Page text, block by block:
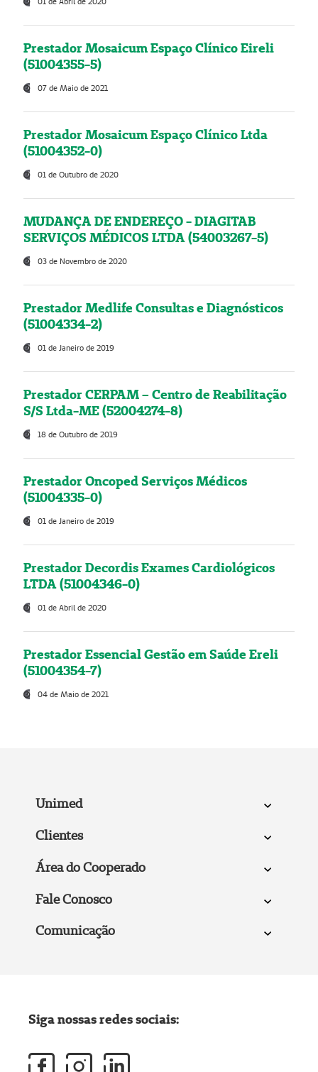
Prestador Mosaicum Espaço Clínico Eireli
(51004355-5)
07 de Maio de 2021
Prestador Mosaicum Espaço Clínico Ltda
(51004352-0)
01 de Outubro de 2020
MUDANÇA DE ENDEREÇO - DIAGITAB
SERVIÇOS MÉDICOS LTDA (54003267-5)
03 de Novembro de 2020
Prestador Medlife Consultas e Diagnósticos
(51004334-2)
01 de Janeiro de 2019
Prestador CERPAM – Centro de Reabilitação
S/S Ltda-ME (52004274-8)
18 de Outubro de 2019
Prestador Oncoped Serviços Médicos
(51004335-0)
01 de Janeiro de 2019
Prestador Decordis Exames Cardiológicos
LTDA (51004346-0)
01 de Abril de 2020
Prestador Essencial Gestão em Saúde Ereli
(51004354-7)
04 de Maio de 2021
Unimed
Clientes
Área do Cooperado
Fale Conosco
Comunicação
Siga nossas redes sociais: